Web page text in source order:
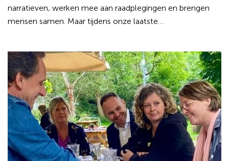
narratieven, werken mee aan raadplegingen en brengen
mensen samen. Maar tijdens onze laatste…